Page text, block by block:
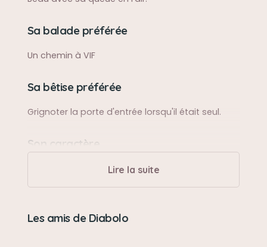
Sa balade préférée
Un chemin à VIF
Sa bêtise préférée
Grignoter la porte d'entrée lorsqu'il était seul.
Son caractère
Doux mais bien trempé.
Promenades
Lire la suite
Les amis de Diabolo